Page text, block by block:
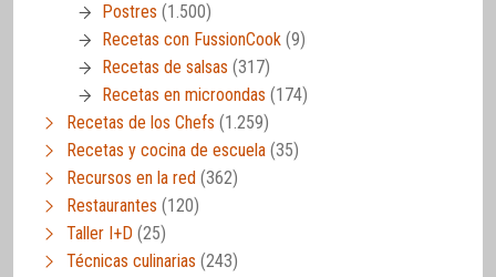
Postres (1.500)
Recetas con FussionCook (9)
Recetas de salsas (317)
Recetas en microondas (174)
Recetas de los Chefs (1.259)
Recetas y cocina de escuela (35)
Recursos en la red (362)
Restaurantes (120)
Taller I+D (25)
Técnicas culinarias (243)